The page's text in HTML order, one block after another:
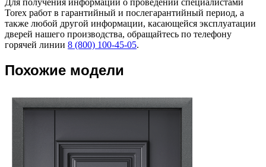
Для получения информации о проведении специалистами
Torex работ в гарантийный и послегарантийный период, а
также любой другой информации, касающейся эксплуатации
дверей нашего производства, обращайтесь по телефону
горячей линии 8 (800) 100-45-05.
Похожие модели